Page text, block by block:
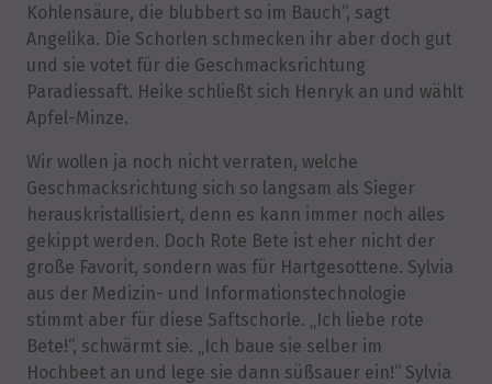
Kohlensäure, die blubbert so im Bauch“, sagt
Angelika. Die Schorlen schmecken ihr aber doch gut
und sie votet für die Geschmacksrichtung
Paradiessaft. Heike schließt sich Henryk an und wählt
Apfel-Minze.
Wir wollen ja noch nicht verraten, welche
Geschmacksrichtung sich so langsam als Sieger
herauskristallisiert, denn es kann immer noch alles
gekippt werden. Doch Rote Bete ist eher nicht der
große Favorit, sondern was für Hartgesottene. Sylvia
aus der Medizin- und Informationstechnologie
stimmt aber für diese Saftschorle. „Ich liebe rote
Bete!“, schwärmt sie. „Ich baue sie selber im
Hochbeet an und lege sie dann süßsauer ein!“ Sylvia